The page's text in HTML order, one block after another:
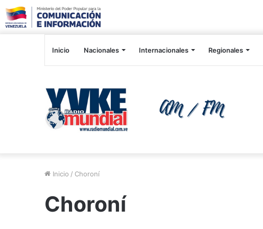
Inicio Nacionales Internacionales Regionales
Inicio / Choroní
Choroní